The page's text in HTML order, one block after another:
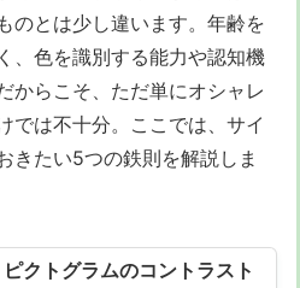
のとは少し違います。年齢を
、色を識別する能力や認知機
からこそ、ただ単にオシャレ
では不十分。ここでは、サイ
きたい5つの鉄則を解説しま
クトグラムのコントラスト